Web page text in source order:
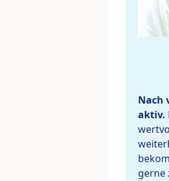
Nach
aktiv.
gerne